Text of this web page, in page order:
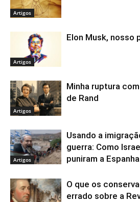
Artigos
Artigos
Elon Musk, nosso
Artigos
Minha ruptura
de Rand
Artigos
Usando a
guerra: Como
puniram a
O que os
errado sobre a